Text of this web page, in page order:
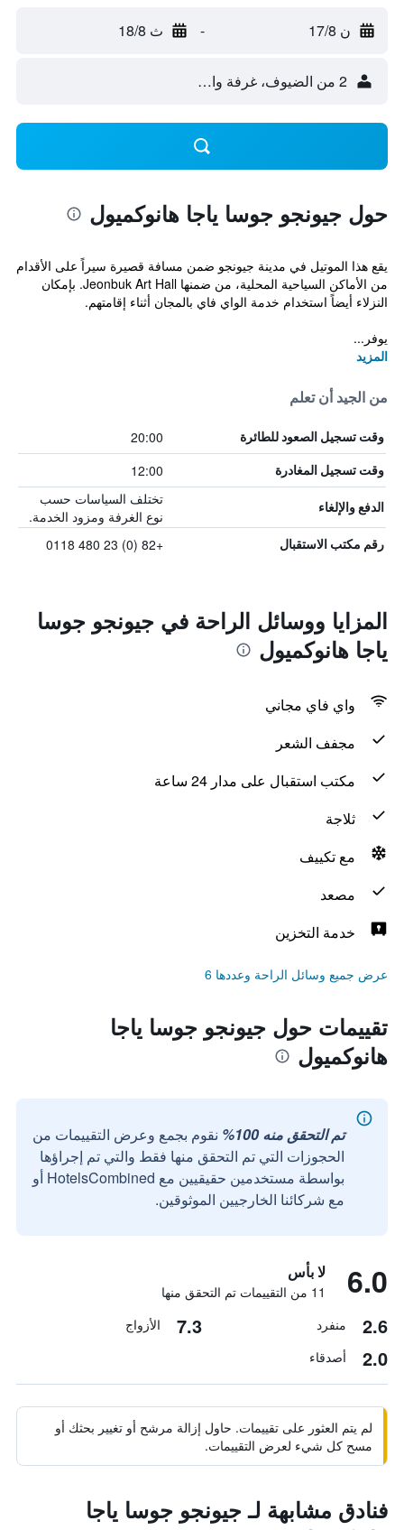
ن 17/8 - ث 18/8
2 من الضيوف، غرفة واحدة
حول جيونجو جوسا ياجا هانوكميول
يقع هذا الموتيل في مدينة جيونجو ضمن مسافة قصيرة سيراً على الأقدام
من الأماكن السياحية المحلية، من ضمنها Jeonbuk Art Hall. بإمكان
النزلاء أيضاً استخدام خدمة الواي فاي بالمجان أثناء إقامتهم.
يوفر...
المزيد
من الجيد أن تعلم
وقت تسجيل الصعود للطائرة 20:00
وقت تسجيل المغادرة 12:00
الدفع والإلغاء
تختلف السياسات حسب
نوع الغرفة ومزود الخدمة.
رقم مكتب الاستقبال +82 (0) 23 480 0118
المزايا ووسائل الراحة في جيونجو جوسا
ياجا هانوكميول
واي فاي مجاني
مجفف الشعر
مكتب استقبال على مدار 24 ساعة
ثلاجة
مع تكييف
مصعد
خدمة التخزين
عرض جميع وسائل الراحة وعددها 6
تقييمات حول جيونجو جوسا ياجا
هانوكميول
تم التحقق منه 100%
نقوم بجمع وعرض التقييمات من
الحجوزات التي تم التحقق منها فقط والتي تم إجراؤها
بواسطة مستخدمين حقيقيين مع HotelsCombined أو
مع شركائنا الخارجيين الموثوقين.
6.0 لا بأس
11 من التقييمات تم التحقق منها
2.6 منفرد 7.3 الأزواج
2.0 أصدقاء
لم يتم العثور على تقييمات. حاول إزالة مرشح أو تغيير بحثك أو
مسح كل شيء لعرض التقييمات.
فنادق مشابهة لـ جيونجو جوسا ياجا